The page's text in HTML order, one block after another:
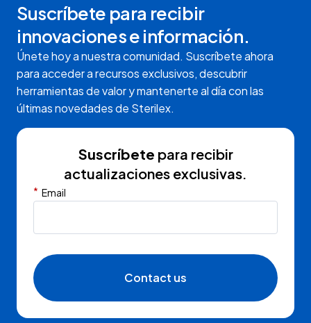
Suscríbete para recibir
innovaciones e información.
Únete hoy a nuestra comunidad. Suscríbete ahora
para acceder a recursos exclusivos, descubrir
herramientas de valor y mantenerte al día con las
últimas novedades de Sterilex.
Suscríbete para recibir
actualizaciones exclusivas.
* Email
Contact us